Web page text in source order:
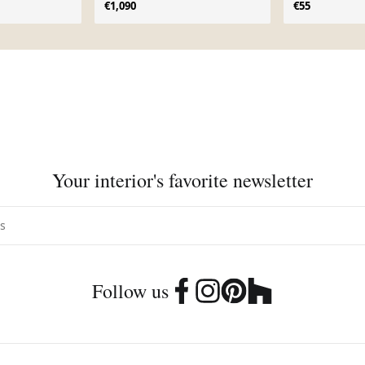
€1,090
€55
Your interior's favorite newsletter
Follow us